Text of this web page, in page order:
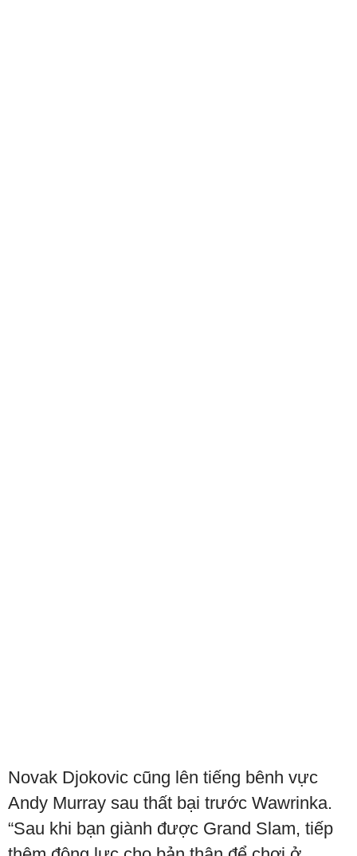
Novak Djokovic cũng lên tiếng bênh vực
Andy Murray sau thất bại trước Wawrinka.
“Sau khi bạn giành được Grand Slam, tiếp